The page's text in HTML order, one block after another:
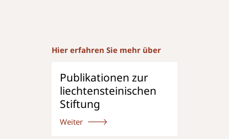
Hier erfahren Sie mehr über
Publikationen zur
liechten­steinischen
Stiftung
Weiter